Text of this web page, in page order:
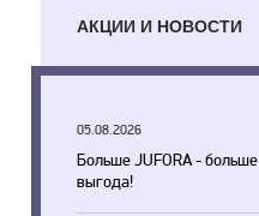
АКЦИИ И НОВОСТИ
05.08.2026
Больше JUFORA - больше
выгода!